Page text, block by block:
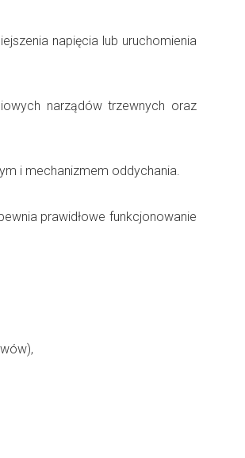
napięcia lub uruchomienia
narządów trzewnych oraz
i mechanizmem oddychania.
prawidłowe funkcjonowanie